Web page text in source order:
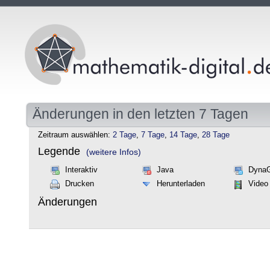
Änderungen in den letzten 7 Tagen
Zeitraum auswählen: 2 Tage, 7 Tage, 14 Tage, 28 Tage
Legende (weitere Infos)
Interaktiv Java
Drucken
Herunterladen Video
Änderungen